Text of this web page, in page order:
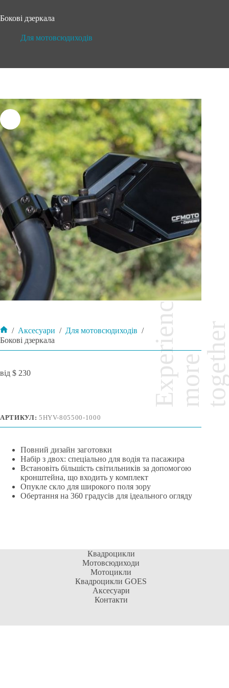
Бокові дзеркала
Для мотовсюдиходів
Головна
/ Аксесуари / Для мотовсюдиходів /
Бокові дзеркала
$ 230
АРТИКУЛ: 5HYV-805500-1000
Повний дизайн заготовки
Набір з двох: спеціально для водія та пасажира
Встановіть більшість світильників за допомогою
кронштейна, що входить у комплект
Опукле скло для широкого поля зору
Обертання на 360 градусів для ідеального огляду
Квадроцикли
Мотовсюдиходи
Мотоцикли
Квадроцикли GOES
Аксесуари
Контакти